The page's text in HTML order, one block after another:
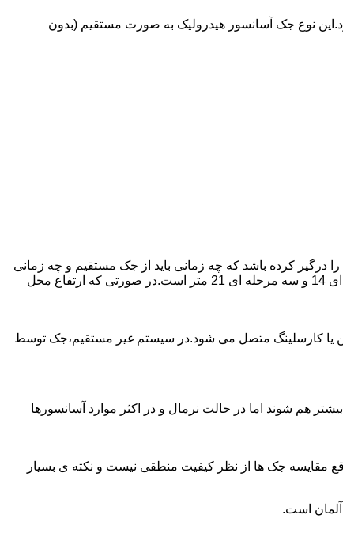
نوع جک آسانسور هیدرولیک به صورت مستقیم (بدون
کرده باشد که چه زمانی باید از جک مستقیم و چه زمانی
از جک غیرمستقیم استفاده کنیم؟ جک های مستقیم تا 21 متر را ساپورت می کنند و این مقدار در جک تلسکوپی تک مرحله ای 7 متر،دو مرحله ای 14 و سه مرحله ای 21 متر است.در صورتی که ارتفاع محل
یا کارسلینگ متصل می شود.در سیستم غیر مستقیم،جک توسط
هم شوند اما در حالت نرمال و در اکثر موارد آسانسورها
مقایسه جک ها از نظر کیفیت منطقی نیست و نکته ی بسیار
آلمان است.